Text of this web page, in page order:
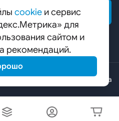
СВЯЗЬ
Карта сайта
cookie и сервис
для
сайтом и
рекомендаций.